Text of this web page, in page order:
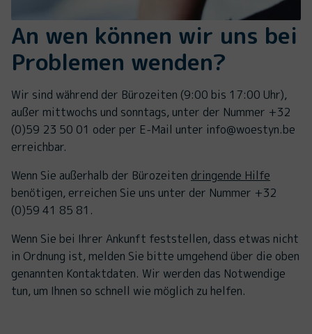
An wen können wir uns bei
Problemen wenden?
Wir sind während der Bürozeiten (9:00 bis 17:00 Uhr),
außer mittwochs und sonntags, unter der Nummer +32
(0)59 23 50 01 oder per E-Mail unter info@woestyn.be
erreichbar.
Wenn Sie außerhalb der Bürozeiten dringende Hilfe
benötigen, erreichen Sie uns unter der Nummer +32
(0)59 41 85 81.
Wenn Sie bei Ihrer Ankunft feststellen, dass etwas nicht
in Ordnung ist, melden Sie bitte umgehend über die oben
genannten Kontaktdaten. Wir werden das Notwendige
tun, um Ihnen so schnell wie möglich zu helfen.